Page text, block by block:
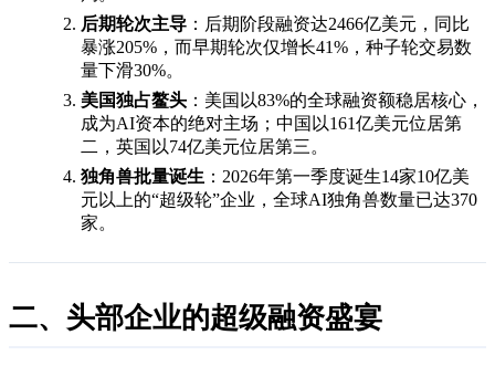
后期轮次主导 ：后期阶段融资达2466亿美元，同比
暴涨205%，而早期轮次仅增长41%，种子轮交易数
量下滑30%。
美国独占鳌头 ：美国以83%的全球融资额稳居核心，
成为AI资本的绝对主场；中国以161亿美元位居第
二，英国以74亿美元位居第三。
独角兽批量诞生 ：2026年第一季度诞生14家10亿美
元以上的“超级轮”企业，全球AI独角兽数量已达370
家。
二、头部企业的超级融资盛宴